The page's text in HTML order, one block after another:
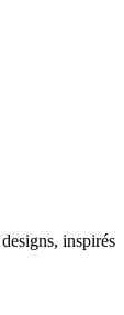
inspirés